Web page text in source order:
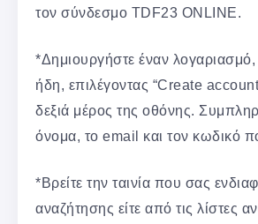
τον σύνδεσμο TDF23 ONLINE.
*Δημιουργήστε έναν λογαριασμό,
ήδη, επιλέγοντας “Create
δεξιά μέρος της οθόνης.
όνομα, το email και τον κωδικό
*Βρείτε την ταινία που σας
αναζήτησης είτε από τις λίστες